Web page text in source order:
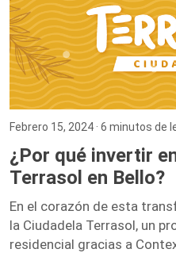
Febrero 15, 2024 · 6 minutos de
¿Por qué invertir
Terrasol en Bello?
En el corazón de esta
la Ciudadela Terrasol, un
residencial gracias a